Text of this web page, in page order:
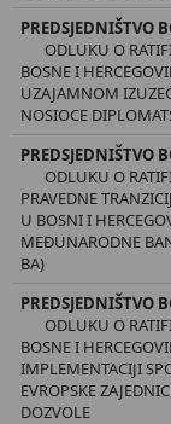
PREDSJEDNIŠTVO
ODLUKU O
BOSNE I
UZAJAMNOM
NOSIOCE
PREDSJEDNIŠTVO
ODLUKU O
PRAVEDNE
U BOSNI I
MEĐUNARODNE
BA)
PREDSJEDNIŠTVO
ODLUKU O
BOSNE I
IMPLEMENTACIJI
EVROPSKE
DOZVOLE